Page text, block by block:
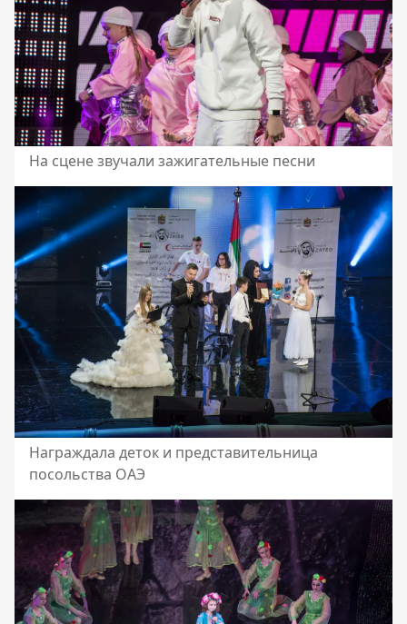
На сцене звучали зажигательные песни
Награждала деток и представительница
посольства ОАЭ